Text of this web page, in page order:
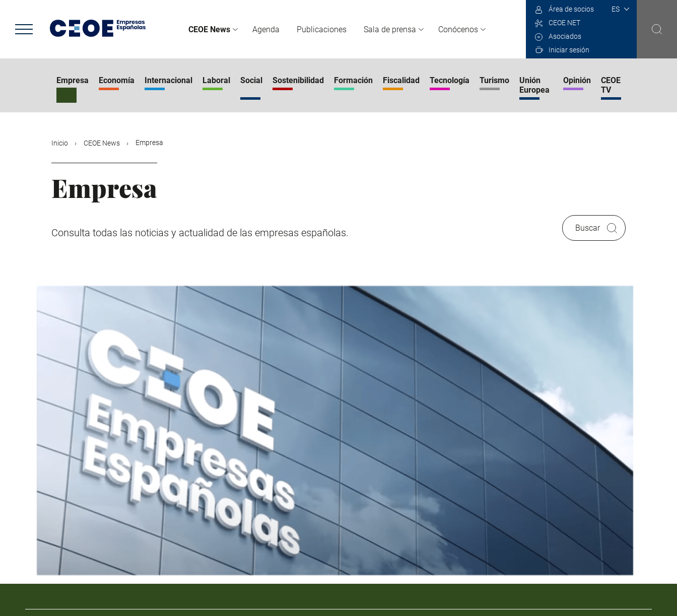
contenido
principal
CEOE News Agenda Publicaciones Sala de prensa Conócenos
Select
Área de socios
CEOE NET
Asociados
Iniciar sesión
Empresa Economía Internacional Laboral Social Sostenibilidad Formación Fiscalidad Tecnología Turismo
Unión
Europea
Opinión
CEOE
TV
Inicio CEOE News Empresa
Empresa
Consulta todas las noticias y actualidad de las empresas españolas. Buscar